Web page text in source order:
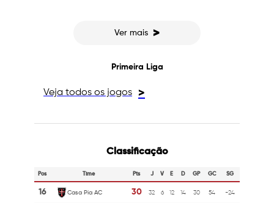
Ver mais >
Primeira Liga
Veja todos os jogos >
Classificação
Pos Time Pts J V E D GP GC SG
16 Casa Pia AC 30 32 6 12 14 30 54 -24